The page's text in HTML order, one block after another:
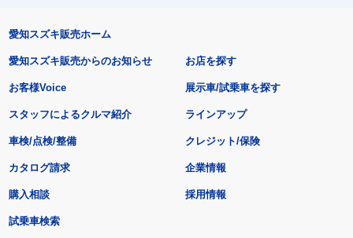
愛知スズキ販売ホーム
愛知スズキ販売からのお知らせ
お客様Voice
スタッフによるクルマ紹介
お店を探す
展示車/試乗車を探す
ラインアップ
車検/点検/整備 クレジット/保険
カタログ請求
購入相談
試乗車検索
企業情報
採用情報